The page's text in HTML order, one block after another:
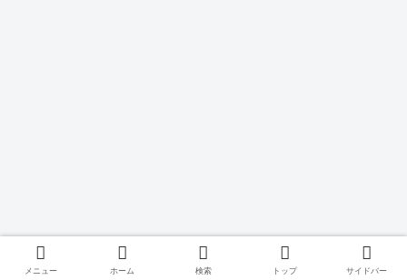
メニュー ホーム 検索 トップ サイドバー